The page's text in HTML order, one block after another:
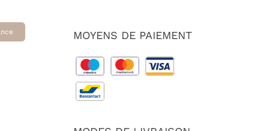
MOYENS DE PAIEMENT